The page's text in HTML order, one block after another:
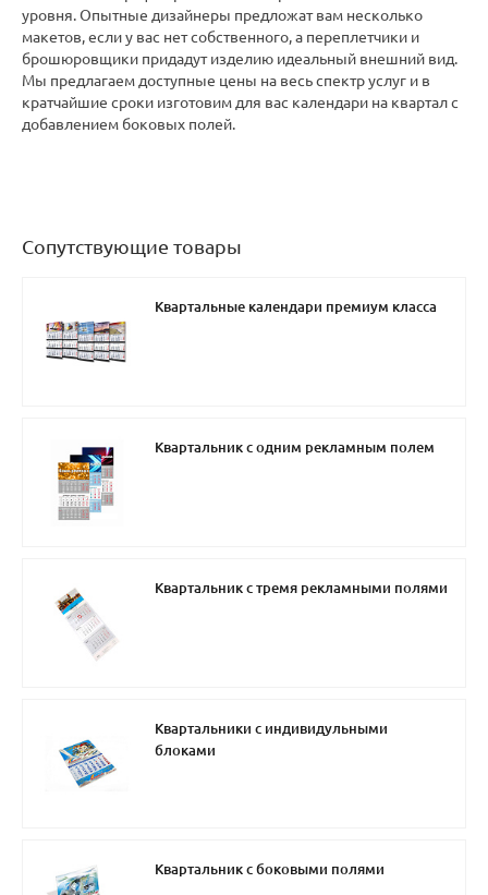
уровня. Опытные дизайнеры предложат вам несколько
макетов, если у вас нет собственного, а переплетчики и
брошюровщики придадут изделию идеальный внешний вид.
Мы предлагаем доступные цены на весь спектр услуг и в
кратчайшие сроки изготовим для вас календари на квартал с
добавлением боковых полей.
Сопутствующие товары
Квартальные календари премиум класса
Квартальник с одним рекламным полем
Квартальник с тремя рекламными полями
Квартальники с индивидульными
блоками
Квартальник с боковыми полями